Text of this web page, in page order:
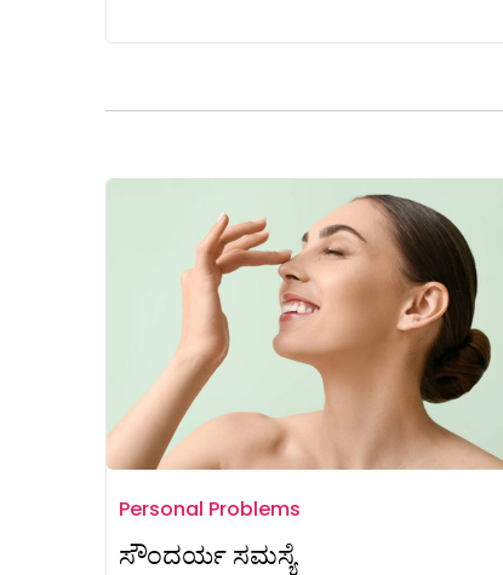
Personal Problems
ಸೌಂದರ್ಯ ಸಮಸ್ಯೆ